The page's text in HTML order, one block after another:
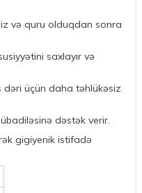
və quru olduqdan sonra
saxlayır və
dəri üçün daha təhlükəsiz
dəstək verir.
gigiyenik istifadə